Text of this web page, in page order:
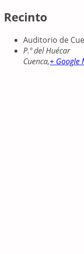
Recinto
Auditorio de
P.º del Huécar
Cuenca,+ Google